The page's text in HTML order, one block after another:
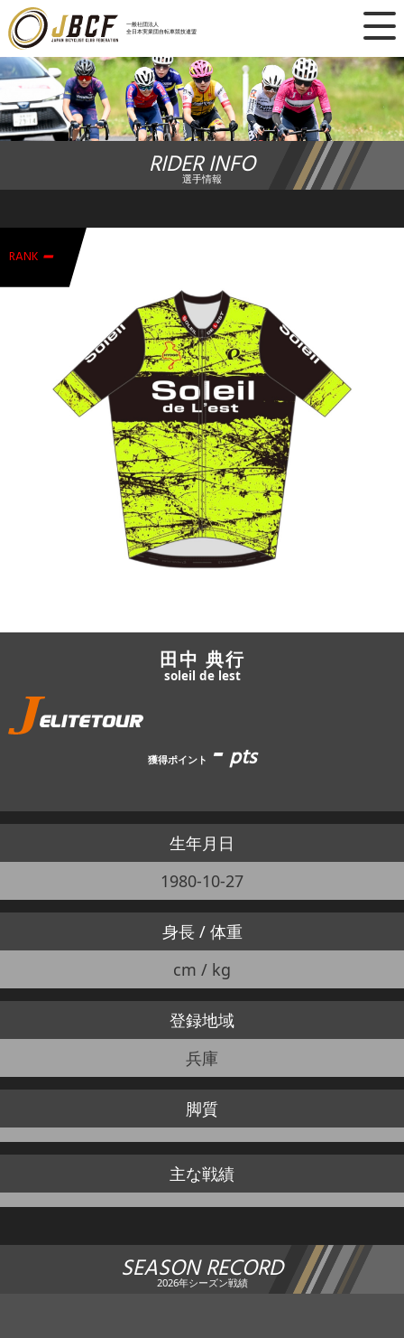
一般社団法人
全日本実業団自転車競技連盟
×
ニュース
レース日程
ランキング
競技ガイド
加盟・登録
エントリー
JBCF ROAD SERIESとは
RIDER INFO
選手情報
RANK -
田中 典行
soleil de lest
獲得ポイント -pts
生年月日
1980-10-27
身長 / 体重
cm / kg
登録地域
兵庫
脚質
主な戦績
SEASON RECORD
2026年シーズン戦績